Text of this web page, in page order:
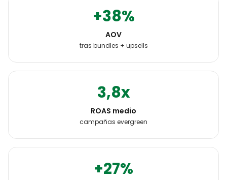
+38%
AOV
tras bundles + upsells
3,8x
ROAS medio
campañas evergreen
+27%